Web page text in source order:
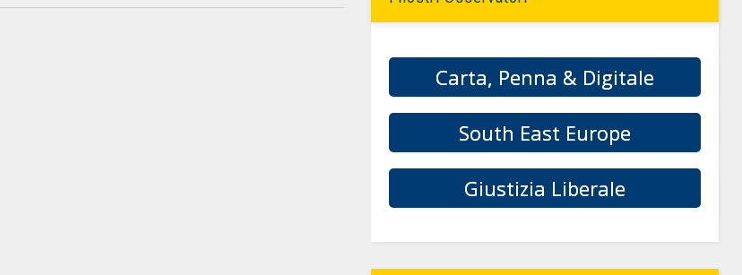
Carta, Penna & Digitale
South East Europe
Giustizia Liberale